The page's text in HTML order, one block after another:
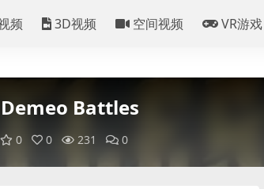
频 3D视频 空间视频 VR游戏
Demeo Battles
0 0 231 0